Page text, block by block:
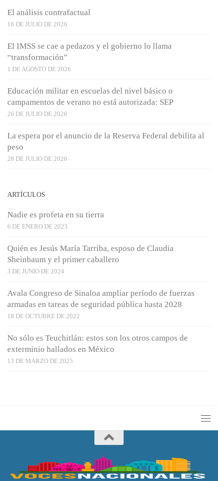
El análisis contrafactual
16 DE JULIO DE 2026
El IMSS se cae a pedazos y el gobierno lo llama
“transformación”
1 DE AGOSTO DE 2026
Educación militar en escuelas del nivel básico o
campamentos de verano no está autorizada: SEP
26 DE JULIO DE 2026
La espera por el anuncio de la Reserva Federal debilita al
peso
28 DE JULIO DE 2026
ARTÍCULOS
Nadie es profeta en su tierra
6 DE ENERO DE 2023
Quién es Jesús María Tarriba, esposo de Claudia
Sheinbaum y el primer caballero
3 DE JUNIO DE 2024
Avala Congreso de Sinaloa ampliar período de fuerzas
armadas en tareas de seguridad pública hasta 2028
18 DE OCTUBRE DE 2022
No sólo es Teuchitlán: estos son los otros campos de
exterminio hallados en México
13 DE MARZO DE 2025